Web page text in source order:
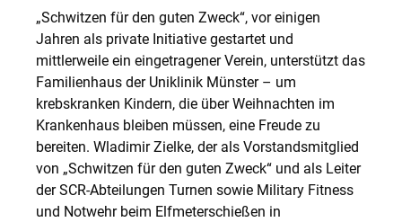
„Schwitzen für den guten Zweck“, vor einigen
Jahren als private Initiative gestartet und
mittlerweile ein eingetragener Verein, unterstützt das
Familienhaus der Uniklinik Münster – um
krebskranken Kindern, die über Weihnachten im
Krankenhaus bleiben müssen, eine Freude zu
bereiten. Wladimir Zielke, der als Vorstandsmitglied
von „Schwitzen für den guten Zweck“ und als Leiter
der SCR-Abteilungen Turnen sowie Military Fitness
und Notwehr beim Elfmeterschießen in